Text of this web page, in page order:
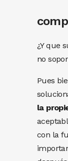
¿Y que
no
Pues
la
con la